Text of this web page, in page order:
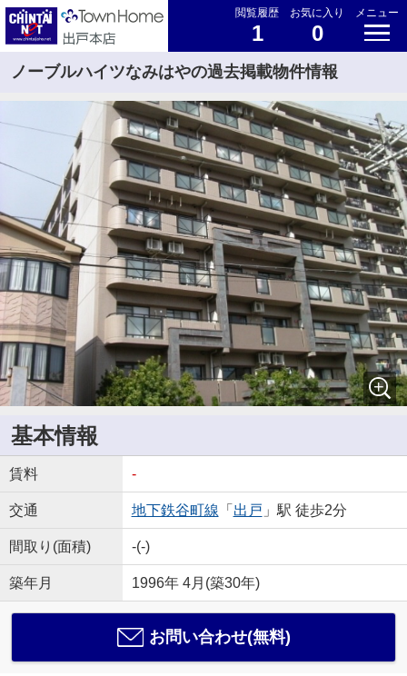
閲覧履歴
1
お気に入り
0
メニュー
ノーブルハイツなみはやの過去掲載物件情報
基本情報
賃料 -
交通 地下鉄谷町線 「 出戸 」駅 徒歩2分
間取り(面積) -(-)
築年月 1996年 4月(築30年)
お問い合わせ(無料)